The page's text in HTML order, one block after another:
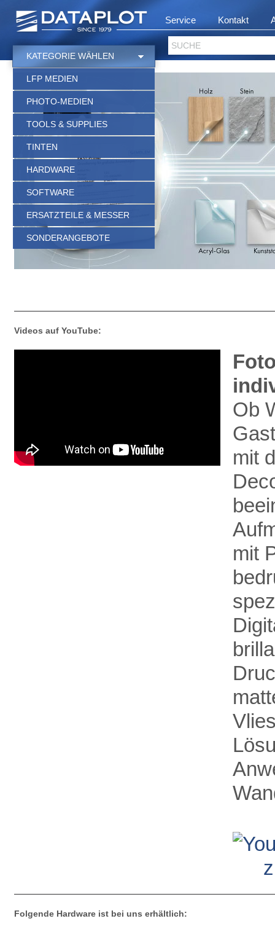
Service Kontakt
SUCHE
KATEGORIE WÄHLEN
LFP MEDIEN
PHOTO-MEDIEN
TOOLS & SUPPLIES
TINTEN
HARDWARE
SOFTWARE
ERSATZTEILE & MESSER
SONDERANGEBOTE
Videos auf YouTube:
Ob
mit
mit
Folgende Hardware ist bei uns erhältlich: